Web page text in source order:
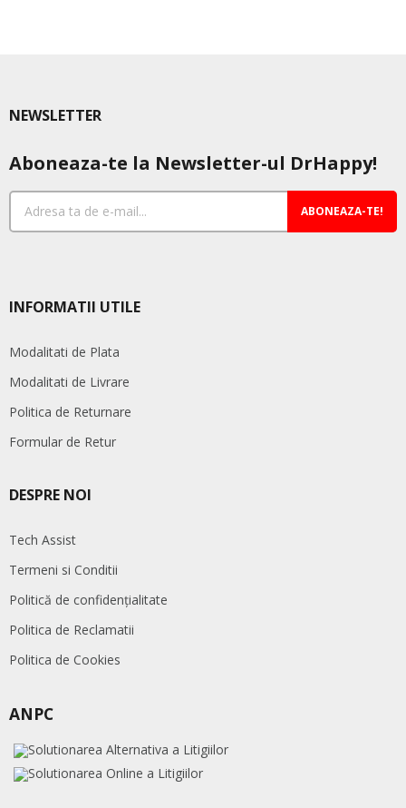
NEWSLETTER
Aboneaza-te la Newsletter-ul DrHappy!
ABONEAZA-TE!
INFORMATII UTILE
Modalitati de Plata
Modalitati de Livrare
Politica de Returnare
Formular de Retur
DESPRE NOI
Tech Assist
Termeni si Conditii
Politică de confidențialitate
Politica de Reclamatii
Politica de Cookies
ANPC